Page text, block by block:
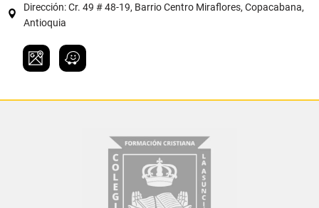
Dirección: Cr. 49 # 48-19, Barrio Centro Miraflores, Copacabana,
Antioquia